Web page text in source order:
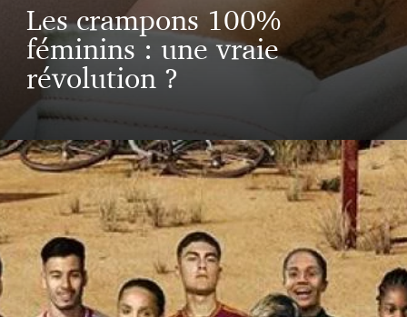
Les crampons 100%
féminins : une vraie
révolution ?